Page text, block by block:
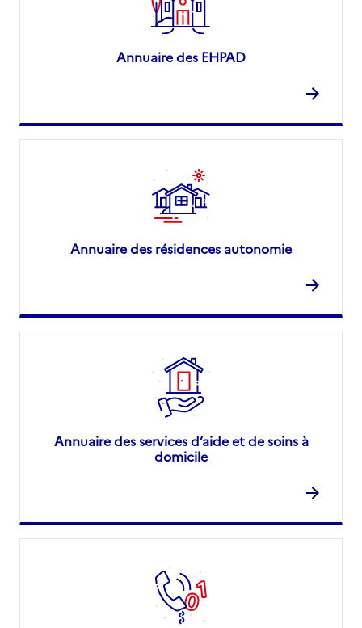
Annuaire des EHPAD
Annuaire des résidences autonomie
Annuaire des services d’aide et de soins à
domicile